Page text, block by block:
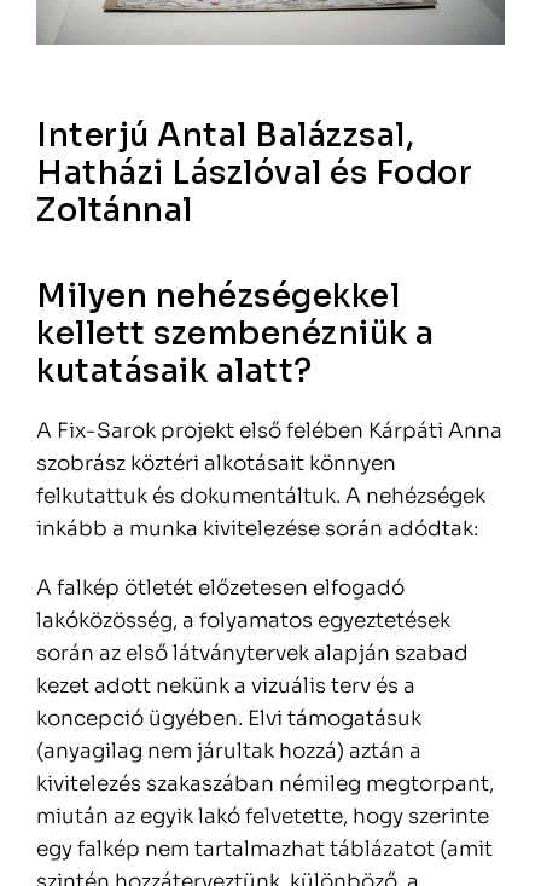
Interjú Antal Balázzsal,
Hatházi Lászlóval és Fodor
Zoltánnal
Milyen nehézségekkel
kellett szembenézniük a
kutatásaik alatt?
A Fix-Sarok projekt első felében Kárpáti Anna
szobrász köztéri alkotásait könnyen
felkutattuk és dokumentáltuk. A nehézségek
inkább a munka kivitelezése során adódtak:
A falkép ötletét előzetesen elfogadó
lakóközösség, a folyamatos egyeztetések
során az első látványtervek alapján szabad
kezet adott nekünk a vizuális terv és a
koncepció ügyében. Elvi támogatásuk
(anyagilag nem járultak hozzá) aztán a
kivitelezés szakaszában némileg megtorpant,
miután az egyik lakó felvetette, hogy szerinte
egy falkép nem tartalmazhat táblázatot (amit